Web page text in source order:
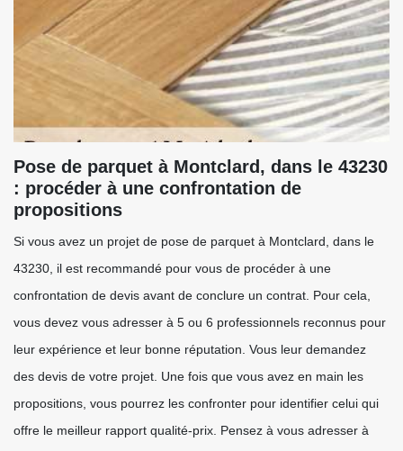
Pose de parquet à Montclard, dans le 43230
: procéder à une confrontation de
propositions
Si vous avez un projet de pose de parquet à Montclard, dans le
43230, il est recommandé pour vous de procéder à une
confrontation de devis avant de conclure un contrat. Pour cela,
vous devez vous adresser à 5 ou 6 professionnels reconnus pour
leur expérience et leur bonne réputation. Vous leur demandez
des devis de votre projet. Une fois que vous avez en main les
propositions, vous pourrez les confronter pour identifier celui qui
offre le meilleur rapport qualité-prix. Pensez à vous adresser à